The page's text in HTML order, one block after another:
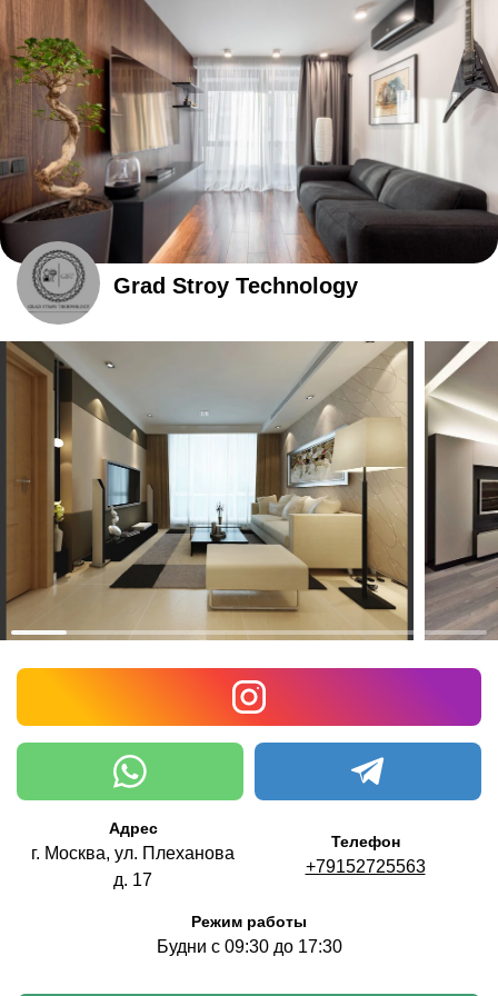
Grad Stroy Technology
Адрес
г. Москва, ул. Плеханова
д. 17
Телефон
+79152725563
Режим работы
Будни с 09:30 до 17:30